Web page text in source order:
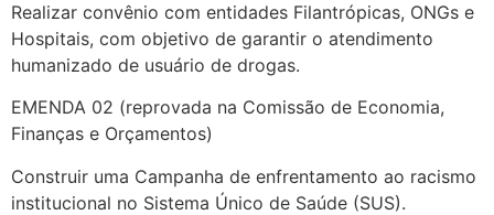
Realizar convênio com entidades Filantrópicas, ONGs e
Hospitais, com objetivo de garantir o atendimento
humanizado de usuário de drogas.
EMENDA 02 (reprovada na Comissão de Economia,
Finanças e Orçamentos)
Construir uma Campanha de enfrentamento ao racismo
institucional no Sistema Único de Saúde (SUS).